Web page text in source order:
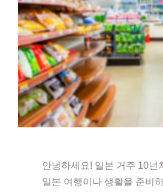
안녕하세요! 일본 거주 10년
일본 여행이나 생활을 준비